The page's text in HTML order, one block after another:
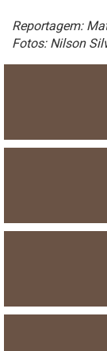
Reportagem:
Fotos: Nilson